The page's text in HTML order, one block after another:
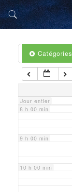
Catégories
Jour entier
5 h 00 min
6 h 00 min
7 h 00 min
8 h 00 min
9 h 00 min
10 h 00 min